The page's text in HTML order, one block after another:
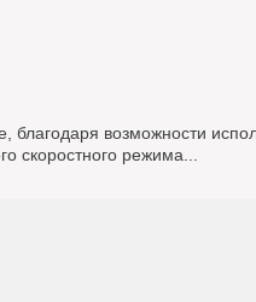
возможности
скоростного режима...